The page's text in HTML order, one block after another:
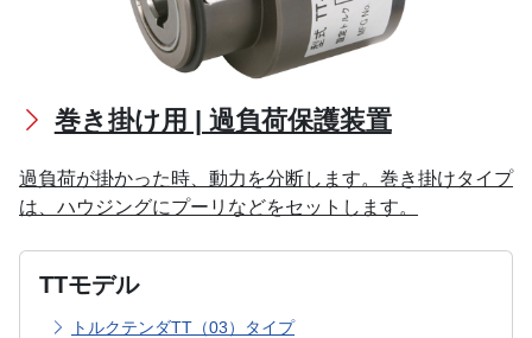
巻き掛け用 | 過負荷保護装置
過負荷が掛かった時、動力を分断します。巻き掛けタイプ
は、ハウジングにプーリなどをセットします。
TTモデル
トルクテンダTT（03）タイプ